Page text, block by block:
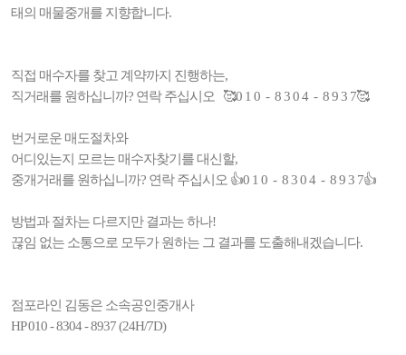
태의 매물중개를 지향합니다.
직접 매수자를 찾고 계약까지 진행하는,
직거래를 원하십니까? 연락 주십시오 🥰0 1 0 - 8 3 0 4 - 8 9 3 7🥰
번거로운 매도절차와
어디있는지 모르는 매수자찾기를 대신할,
중개거래를 원하십니까? 연락 주십시오 👍0 1 0 - 8 3 0 4 - 8 9 3 7👍
방법과 절차는 다르지만 결과는 하나!
끊임 없는 소통으로 모두가 원하는 그 결과를 도출해내겠습니다.
점포라인 김동은 소속공인중개사
HP 010 - 8304 - 8937 (24H/7D)